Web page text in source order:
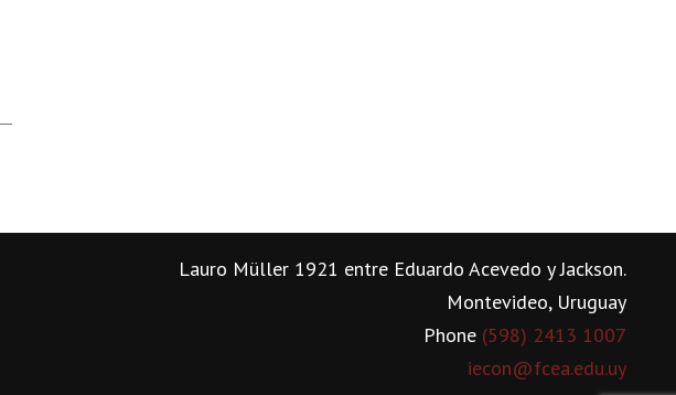
Lauro Müller 1921 entre Eduardo Acevedo y Jackson.
Montevideo, Uruguay
Phone (598) 2413 1007
iecon@fcea.edu.uy